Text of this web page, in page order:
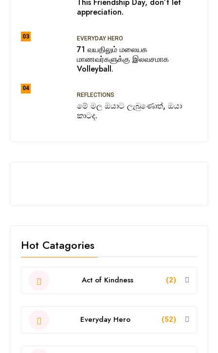
appreciation.
03 EVERYDAY HERO
71 வயதிலும் மலையக
மாணவர்களுக்கு இலவசமாக
Volleyball.
04
REFLECTIONS
මේ මල ඔයාට ලැබුණොත්, ඔයා
කාටද.
Hot Catagories
Act of Kindness (2)
Everyday Hero (52)